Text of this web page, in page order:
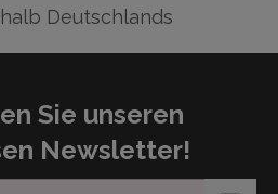
Deutschlands
Sie unseren
Newsletter!